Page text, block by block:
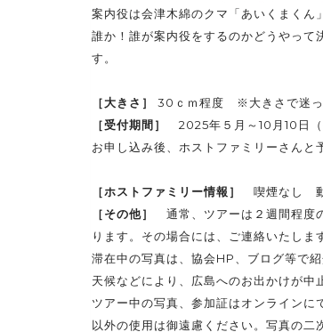
案内役は会津木綿のクマ「あいくまく
誰か！誰が案内役をするのかどうやっ
す。
［大きさ］
30ｃｍ程度 ※大きさで迷っ
［受付期間］
2025年５月～10月10日（
お申し込み後、ホストファミリーさんと
［ホストファミリー情報］
喫煙なし
［その他］
通常、ツアーは２週間程度
ります。その場合には、ご連絡いたしま
滞在中の写真は、協会HP、ブログ等で紹
天候などにより、広島へのお出かけが中
ツアー中の写真、参加証はオンライン
以外の使用は御遠慮ください。写真の二